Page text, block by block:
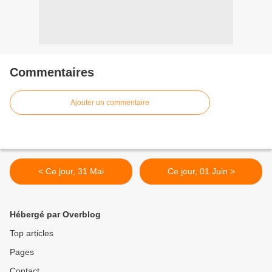
Commentaires
Ajouter un commentaire
< Ce jour, 31 Mai Ce jour, 01 Juin >
Hébergé par Overblog
Top articles
Pages